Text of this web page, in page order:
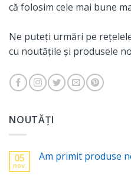
că folosim cele mai bune
Ne puteți urmări pe
cu noutățile și produsele
NOUTĂȚI
05
nov.
Am primit produse